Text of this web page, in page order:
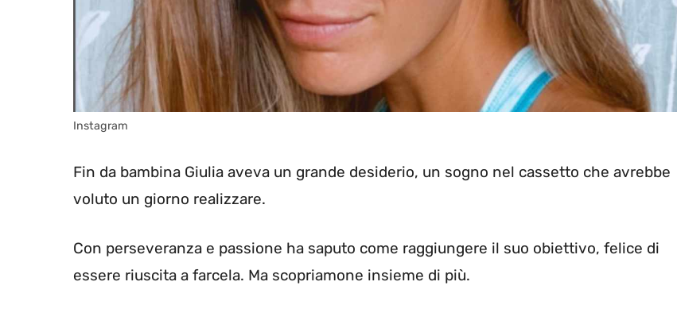
Instagram
Fin da bambina Giulia aveva un grande desiderio, un sogno nel cassetto che avrebbe
voluto un giorno realizzare.
Con perseveranza e passione ha saputo come raggiungere il suo obiettivo, felice di
essere riuscita a farcela. Ma scopriamone insieme di più.